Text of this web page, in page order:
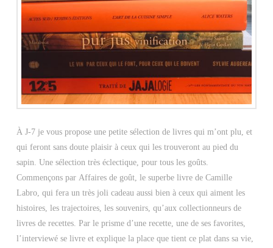
À J-7 je vous propose une petite sélection de livres qui m’ont plu, et
qui feront sans doute plaisir à ceux qui les trouveront au pied du
sapin. Une sélection très éclectique, pour tous les goûts.
Commençons par Affaires de goût, le superbe livre de Camille
Labro, qui fera un très joli cadeau aussi bien à ceux qui aiment les
histoires, les trajectoires, les souvenirs, qu’aux collectionneurs de
livres de recettes. Par le prisme d’une recette, une de ses favorites,
l’interviewé se livre et explique la place que tient ce plat dans sa vie,